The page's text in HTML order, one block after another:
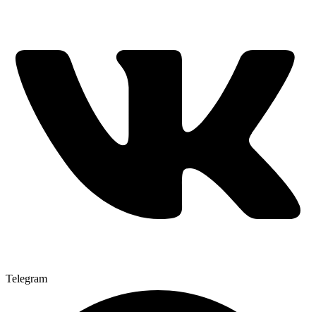
Telegram